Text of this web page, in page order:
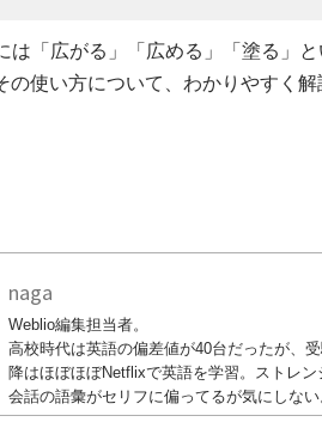
は「広がる」「広める」「塗る」
の使い方について、わかりやすく解
naga
Weblio編集担当者。
高校時代は英語の偏差値が40台だったが、
降はほぼほぼNetflixで英語を学習。ストレ
会話の語彙がセリフに偏ってるが気にしな